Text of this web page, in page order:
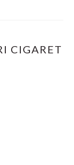
CIGARET